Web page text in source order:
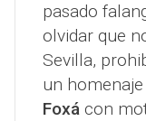
pasado
olvidar que
Sevilla,
un
Foxá con